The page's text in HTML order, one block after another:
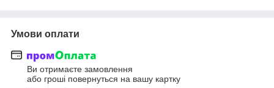
Умови оплати
Ви отримаєте замовлення
або гроші повернуться на вашу картку